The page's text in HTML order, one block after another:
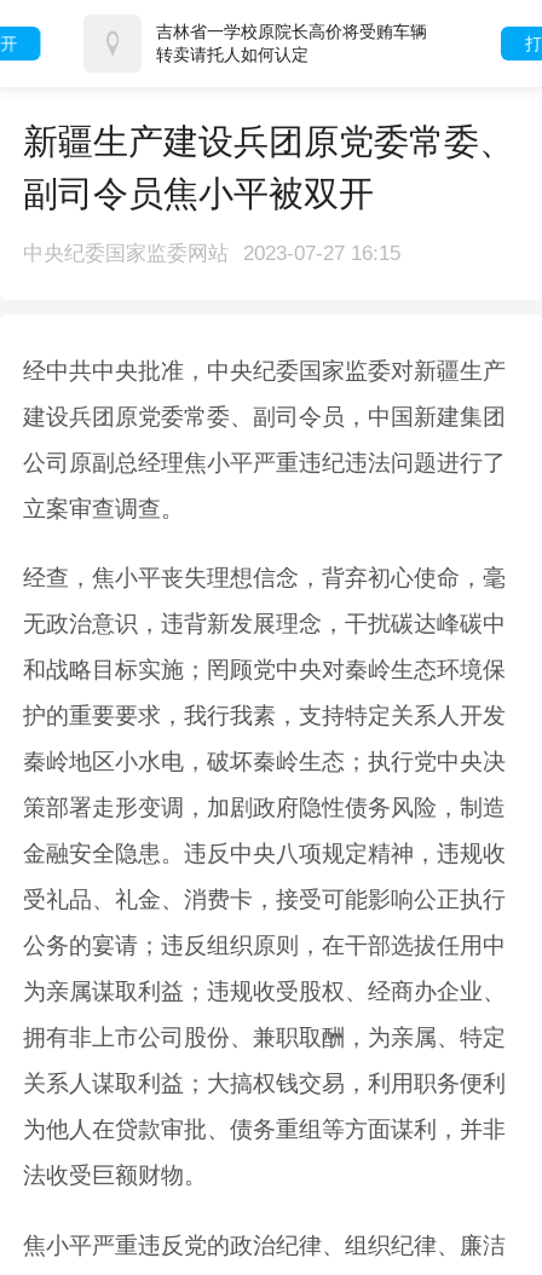
吉林省一学校原院长高价将受贿车辆
转卖请托人如何认定
新疆生产建设兵团原党委常委、
副司令员焦小平被双开
中央纪委国家监委网站 2023-07-27 16:15
经中共中央批准，中央纪委国家监委对新疆生产
建设兵团原党委常委、副司令员，中国新建集团
公司原副总经理焦小平严重违纪违法问题进行了
立案审查调查。
经查，焦小平丧失理想信念，背弃初心使命，毫
无政治意识，违背新发展理念，干扰碳达峰碳中
和战略目标实施；罔顾党中央对秦岭生态环境保
护的重要要求，我行我素，支持特定关系人开发
秦岭地区小水电，破坏秦岭生态；执行党中央决
策部署走形变调，加剧政府隐性债务风险，制造
金融安全隐患。违反中央八项规定精神，违规收
受礼品、礼金、消费卡，接受可能影响公正执行
公务的宴请；违反组织原则，在干部选拔任用中
为亲属谋取利益；违规收受股权、经商办企业、
拥有非上市公司股份、兼职取酬，为亲属、特定
关系人谋取利益；大搞权钱交易，利用职务便利
为他人在贷款审批、债务重组等方面谋利，并非
法收受巨额财物。
焦小平严重违反党的政治纪律、组织纪律、廉洁